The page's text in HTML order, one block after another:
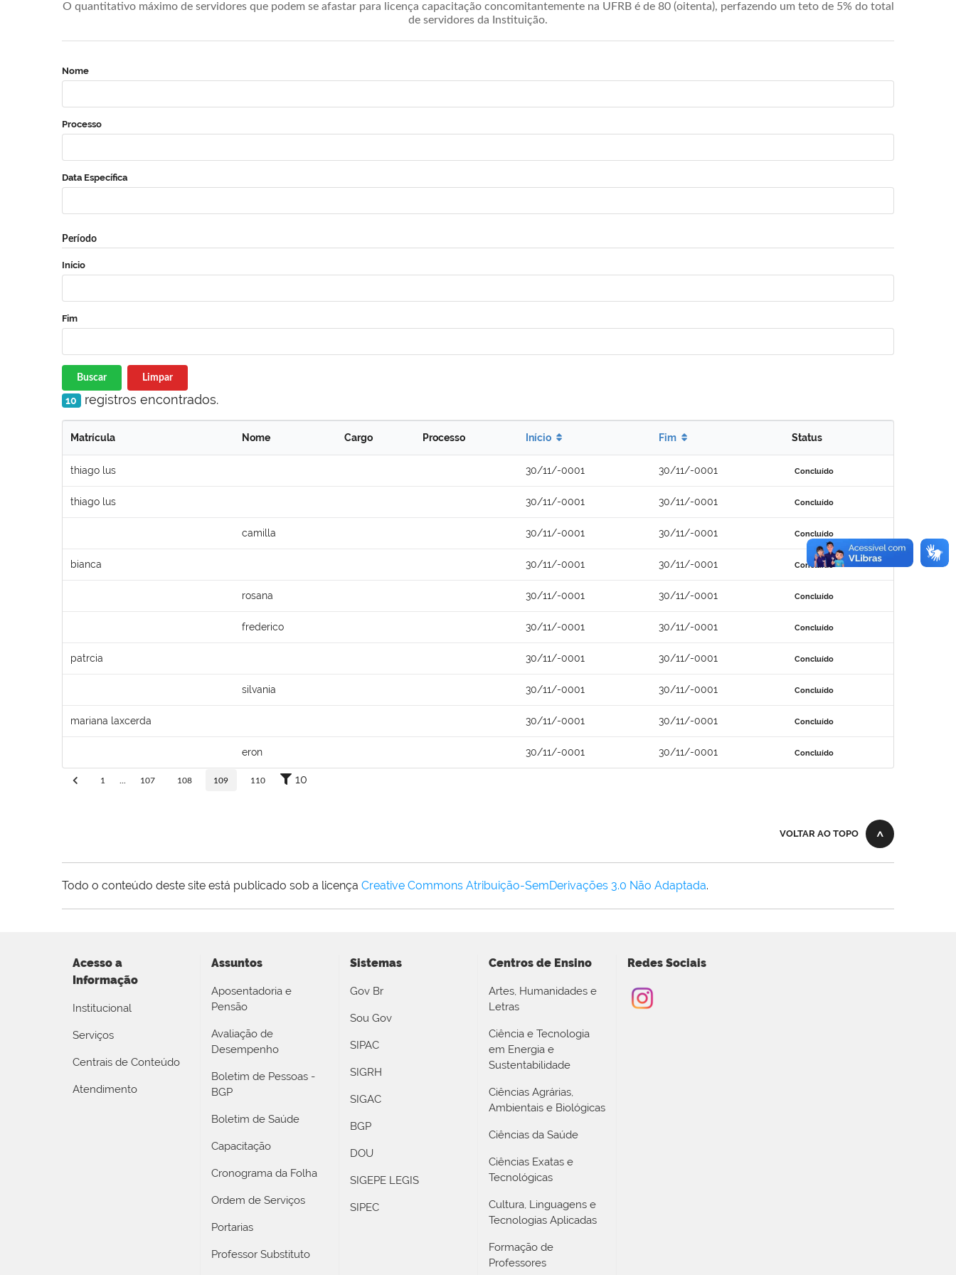
O quantitativo máximo de servidores que podem se afastar para licença capacitação concomitantemente na UFRB é de 80 (oitenta), perfazendo um teto de 5% do total
de servidores da Instituição.
Nome
Processo
Data Específica
Período
Início
Fim
Buscar Limpar
10 registros encontrados.
Matrícula Nome Cargo Processo Início Fim Status
thiago lus 30/11/-0001 30/11/-0001 Concluído
thiago lus 30/11/-0001 30/11/-0001 Concluído
camilla 30/11/-0001 30/11/-0001 Concluído
bianca 30/11/-0001 30/11/-0001 Concluído
rosana 30/11/-0001 30/11/-0001 Concluído
frederico 30/11/-0001 30/11/-0001 Concluído
patrcia 30/11/-0001 30/11/-0001 Concluído
silvania 30/11/-0001 30/11/-0001 Concluído
mariana laxcerda 30/11/-0001 30/11/-0001 Concluído
eron 30/11/-0001 30/11/-0001 Concluído
1 107 108 109 110 10
VOLTAR AO TOPO
Todo o conteúdo deste site está publicado sob a licença Creative Commons Atribuição-SemDerivações 3.0 Não Adaptada.
Acesso a
Informação
Institucional
Serviços
Centrais de Conteúdo
Atendimento
Assuntos
Aposentadoria e
Pensão
Avaliação de
Desempenho
Boletim de Pessoas -
BGP
Boletim de Saúde
Capacitação
Cronograma da Folha
Ordem de Serviços
Portarias
Professor Substituto
Sistemas
Gov Br
Sou Gov
SIPAC
SIGRH
SIGAC
BGP
DOU
SIGEPE LEGIS
SIPEC
Centros de Ensino
Artes, Humanidades e
Letras
Ciência e Tecnologia
em Energia e
Sustentabilidade
Ciências Agrárias,
Ambientais e Biológicas
Ciências da Saúde
Ciências Exatas e
Tecnológicas
Cultura, Linguagens e
Tecnologias Aplicadas
Formação de
Professores
Redes Sociais